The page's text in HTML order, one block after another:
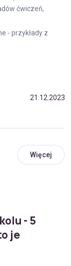
ćwiczeń,
- przykłady z
21.12.2023
Więcej
- 5
je